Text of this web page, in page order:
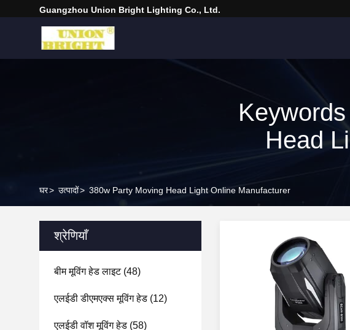
Guangzhou Union Bright Lighting Co., Ltd.
Head
घर> उत्पादों> 380w Party Moving Head Light Online Manufacturer
श्रेणियाँ
बीम मूविंग हेड लाइट(48)
एलईडी डीएमएक्स मूविंग हेड (12)
एलईडी वॉश मूविंग हेड (58)